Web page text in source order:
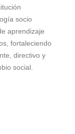
socio
aprendizaje
fortaleciendo
directivo y
social.